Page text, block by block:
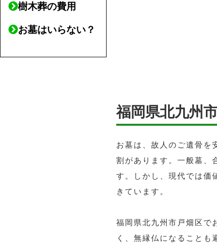
樹木葬の費用
お墓はいらない？
福岡県北九州
お墓は、故人のご遺骨を
割があります。一般墓、
す。しかし、現代では価
きています。
福岡県北九州市戸畑区で
く、無縁仏になること